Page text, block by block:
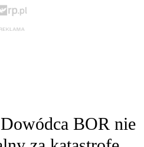
BOR nie